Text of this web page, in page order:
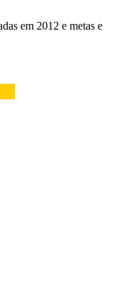
em 2012 e metas e